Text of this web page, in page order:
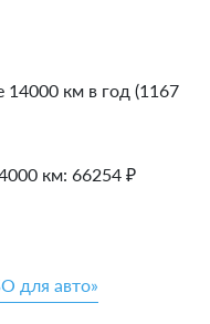
14000 км в год (1167
км: 66254 ₽
для авто»